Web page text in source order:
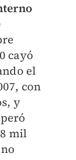
cayó
el
con
y
mil